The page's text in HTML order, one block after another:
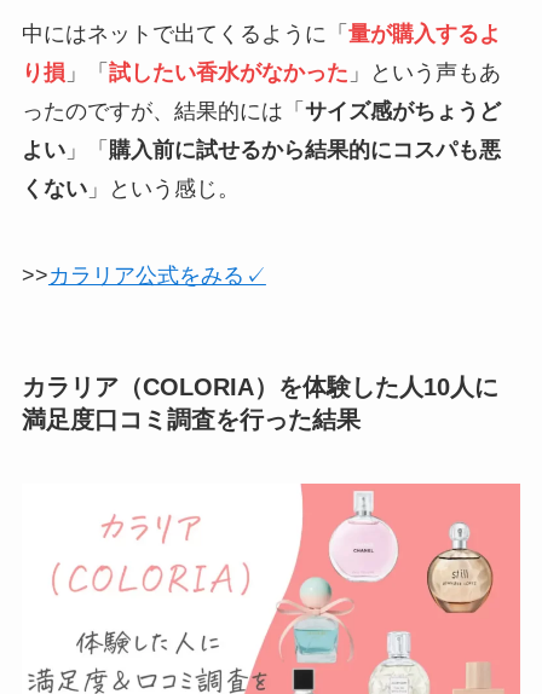
中にはネットで出てくるように「 量が購入するよ
り損 」「 試したい香水がなかった 」という声もあ
ったのですが、結果的には「 サイズ感がちょうど
よい」「 購入前に試せるから結果的にコスパも悪
くない」という感じ。
>>カラリア公式をみる✓
カラリア（COLORIA）を体験した人10人に
満足度口コミ調査を行った結果